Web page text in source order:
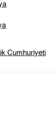
Cumhuriyeti